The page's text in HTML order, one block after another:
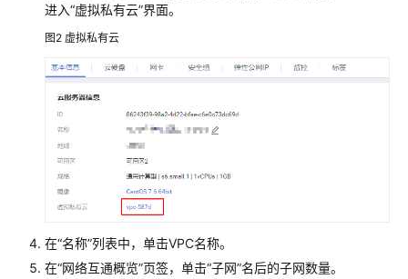
问
主
机
监
控
云
服
监
进入“虚拟私有云”界面。
图2 虚拟私有云
在“名称”列表中，单击VPC名称。
在“网络互通概览”页签，单击“子网”名后的子网数量。